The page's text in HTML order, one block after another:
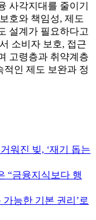
사각지대를 줄이기
호와 책임성, 제도
설계가 필요하다고
소비자 보호, 접근
고령층과 취약계층
인 제도 보완과 정
워진 빚, ‘재기 돕는
“금융지식보다 행
능한 기본 권리’로